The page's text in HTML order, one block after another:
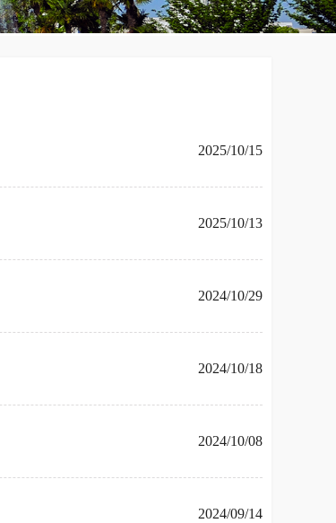
2025/10/15
2025/10/13
2024/10/29
2024/10/18
2024/10/08
2024/09/14